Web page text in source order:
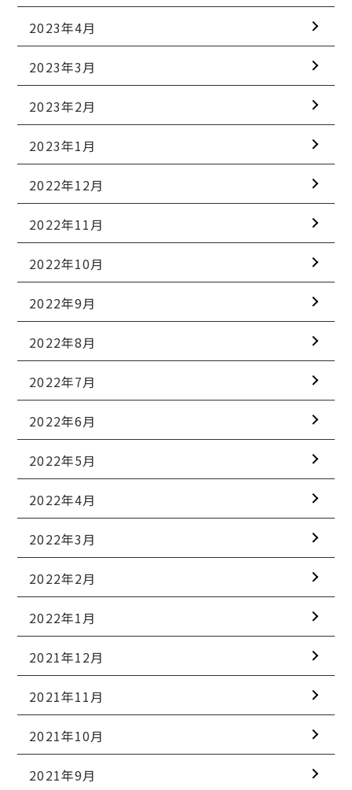
2023年4月
2023年3月
2023年2月
2023年1月
2022年12月
2022年11月
2022年10月
2022年9月
2022年8月
2022年7月
2022年6月
2022年5月
2022年4月
2022年3月
2022年2月
2022年1月
2021年12月
2021年11月
2021年10月
2021年9月